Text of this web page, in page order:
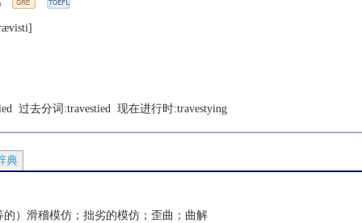
过去分词:travestied 现在进行时:travestying
典
）滑稽模仿；拙劣的模仿；歪曲；曲解